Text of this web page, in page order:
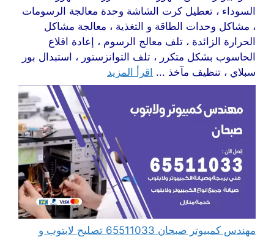
السوداء ، تعطيل كرت الشاشة وحدة معالجة الرسومات
، مشاكل وحدات الطاقة و التغذية ، معالجة مشاكل
الحرارة الزائدة ، تلف معالج الرسوم ، إعادة اقلاع
الحاسوب بشكل متكرر ، تلف التوانزستور ، استبدال بور
سبلاي ، تنظيف مآخذ ... اقرأ المزيد
مهندس كمبيوتر صبحان 65511033 تصليح لابتوب و